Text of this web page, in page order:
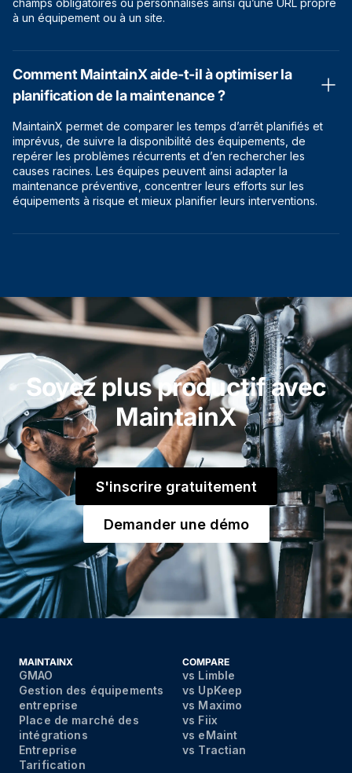
champs obligatoires ou personnalisés ainsi qu’une URL propre
à un équipement ou à un site.
Comment MaintainX aide-t-il à optimiser la
planification de la maintenance ?
MaintainX permet de comparer les temps d’arrêt planifiés et
imprévus, de suivre la disponibilité des équipements, de
repérer les problèmes récurrents et d’en rechercher les
causes racines. Les équipes peuvent ainsi adapter la
maintenance préventive, concentrer leurs efforts sur les
équipements à risque et mieux planifier leurs interventions.
Soyez plus productif avec
MaintainX
S'inscrire gratuitement
Demander une démo
MAINTAINX
GMAO
Gestion des équipements
entreprise
Place de marché des
intégrations
Entreprise
Tarification
COMPARE
vs Limble
vs UpKeep
vs Maximo
vs Fiix
vs eMaint
vs Tractian